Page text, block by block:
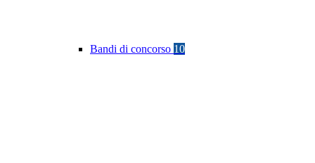
Bandi di concorso 10